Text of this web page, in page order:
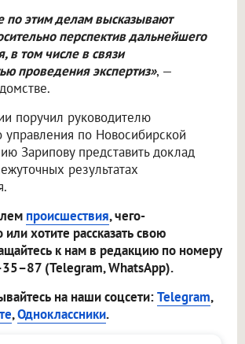
по этим делам высказывают
перспектив дальнейшего
в том числе в связи
проведения экспертиз», —
поручил руководителю
управления по Новосибирской
Зарипову представить доклад
результатах
происшествия, чего-
хотите рассказать свою
к нам в редакцию по номеру
(Telegram, WhatsApp).
на наши соцсети:Telegram,
,Одноклассники.